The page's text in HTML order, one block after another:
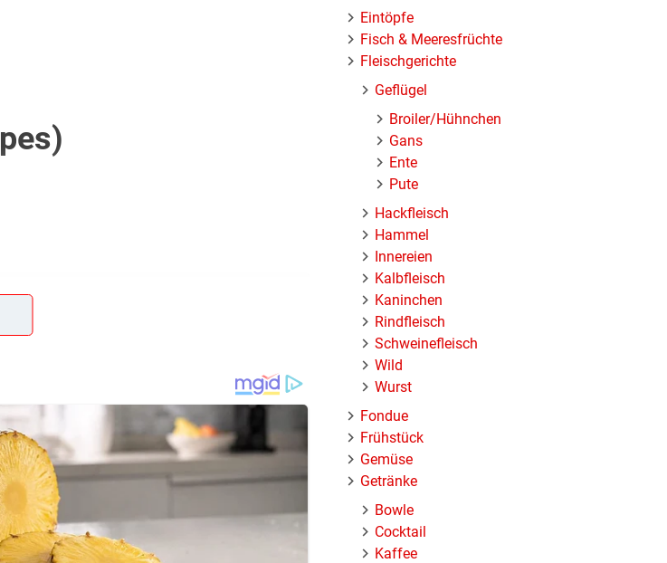
Kommentar am Ende dieser Seite & auch
Eintöpfe
Fisch & Meeresfrüchte
Fleischgerichte
Geflügel
Broiler/Hühnchen
Gans
Ente
Pute
Hackfleisch
Hammel
Innereien
Kalbfleisch
Kaninchen
Rindfleisch
Schweinefleisch
Wild
Wurst
Fondue
Frühstück
Gemüse
Getränke
Bowle
Cocktail
Kaffee